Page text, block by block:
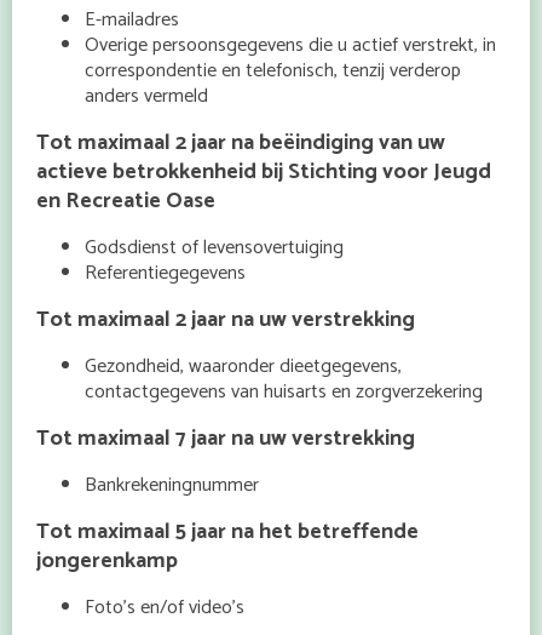
E-mailadres
Overige persoonsgegevens die u actief verstrekt, in
correspondentie en telefonisch, tenzij verderop
anders vermeld
Tot maximaal 2 jaar na beëindiging van uw
actieve betrokkenheid bij Stichting voor Jeugd
en Recreatie Oase
Godsdienst of levensovertuiging
Referentiegegevens
Tot maximaal 2 jaar na uw verstrekking
Gezondheid, waaronder dieetgegevens,
contactgegevens van huisarts en zorgverzekering
Tot maximaal 7 jaar na uw verstrekking
Bankrekeningnummer
Tot maximaal 5 jaar na het betreffende
jongerenkamp
Foto’s en/of video’s